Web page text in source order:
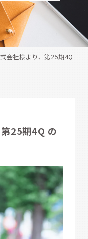
会社様より、第25期4Q
25期4Q の